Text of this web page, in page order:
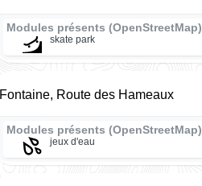
Modules présents (OpenStreetMap)
skate park
Fontaine, Route des Hameaux
Modules présents (OpenStreetMap)
jeux d'eau